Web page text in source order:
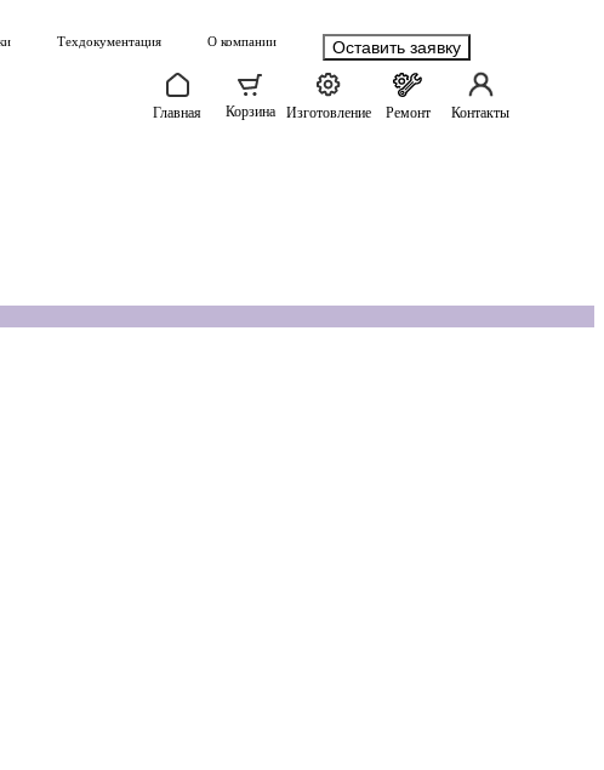
Техдокументация О компании Оставить заявку
Главная Корзина Изготовление Ремонт Контакты